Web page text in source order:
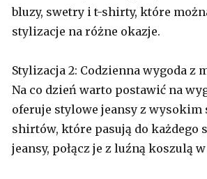
bluzy, swetry i t-shirty, które
stylizacje na różne okazje.
Stylizacja 2: Codzienna wygoda z
Na co dzień warto postawić na
oferuje stylowe jeansy z
shirtów, które pasują do każdego
jeansy, połącz je z luźną